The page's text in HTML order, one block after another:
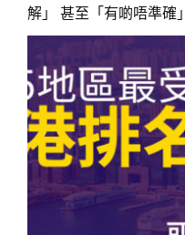
解」 甚至「有啲唔準確」